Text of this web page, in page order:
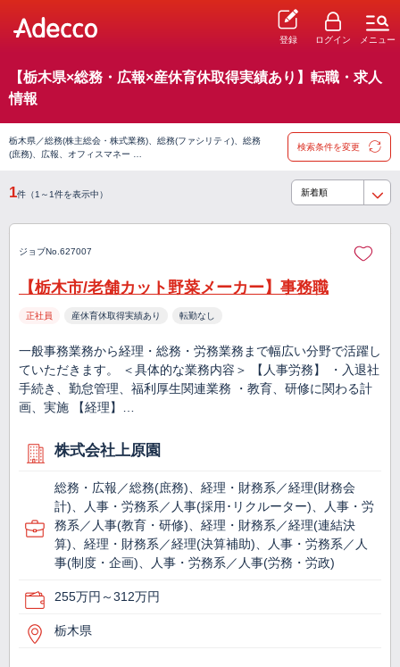
登録 ログイン メニュー
【栃木県×総務・広報×産休育休取得実績あり】転職・求人
情報
栃木県／総務(株主総会・株式業務)、総務(ファシリティ)、総務
(庶務)、広報、オフィスマネー …
検索条件を変更
1件（1～1件を表示中）
ジョブNo.627007
【栃木市/老舗カット野菜メーカー】事務職
正社員 産休育休取得実績あり 転勤なし
一般事務業務から経理・総務・労務業務まで幅広い分野で活躍し
ていただきます。 ＜具体的な業務内容＞ 【人事労務】 ・入退社
手続き、勤怠管理、福利厚生関連業務 ・教育、研修に関わる計
画、実施 【経理】…
株式会社上原園
総務・広報／総務(庶務)、経理・財務系／経理(財務会
計)、人事・労務系／人事(採用･リクルーター)、人事・労
務系／人事(教育・研修)、経理・財務系／経理(連結決
算)、経理・財務系／経理(決算補助)、人事・労務系／人
事(制度・企画)、人事・労務系／人事(労務・労政)
255万円～312万円
栃木県